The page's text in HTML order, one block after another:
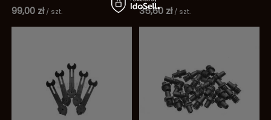
99,00 zł / szt. 35,60 zł / szt.